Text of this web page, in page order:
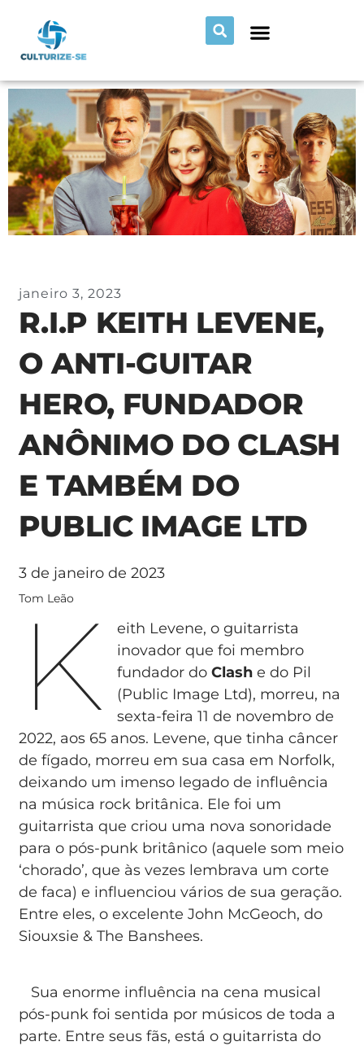
janeiro 3, 2023
R.I.P KEITH LEVENE,
O ANTI-GUITAR
HERO, FUNDADOR
ANÔNIMO DO CLASH
E TAMBÉM DO
PUBLIC IMAGE LTD
3 de janeiro de 2023
Tom Leão
K
eith Levene, o guitarrista
inovador que foi membro
fundador do Clashe do Pil
(Public Image Ltd), morreu, na
sexta-feira 11 de novembro de
2022, aos 65 anos. Levene, que tinha câncer
de fígado, morreu em sua casa em Norfolk,
deixando um imenso legado de influência
na música rock britânica. Ele foi um
guitarrista que criou uma nova sonoridade
para o pós-punk britânico (aquele som meio
‘chorado’, que às vezes lembrava um corte
de faca) e influenciou vários de sua geração.
Entre eles, o excelente John McGeoch, do
Siouxsie & The Banshees.
Sua enorme influência na cena musical
pós-punk foi sentida por músicos de toda a
parte. Entre seus fãs, está o guitarrista do